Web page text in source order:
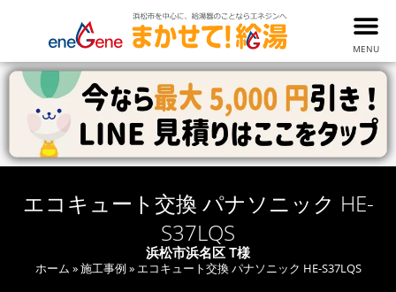
MENU
エコキュート交換 パナソニック HE-
S37LQS
浜松市浜名区 T様
ホーム »施工事例 » エコキュート交換 パナソニック HE-S37LQS